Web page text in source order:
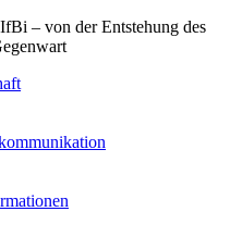
– von der Entstehung des